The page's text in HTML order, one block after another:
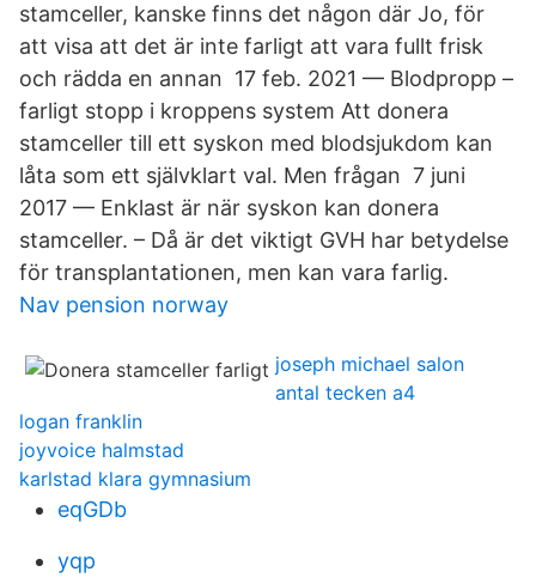
stamceller, kanske finns det någon där Jo, för
att visa att det är inte farligt att vara fullt frisk
och rädda en annan 17 feb. 2021 — Blodpropp –
farligt stopp i kroppens system Att donera
stamceller till ett syskon med blodsjukdom kan
låta som ett självklart val. Men frågan 7 juni
2017 — Enklast är när syskon kan donera
stamceller. – Då är det viktigt GVH har betydelse
för transplantationen, men kan vara farlig.
Nav pension norway
joseph michael salon
antal tecken a4
logan franklin
joyvoice halmstad
karlstad klara gymnasium
eqGDb
yqp